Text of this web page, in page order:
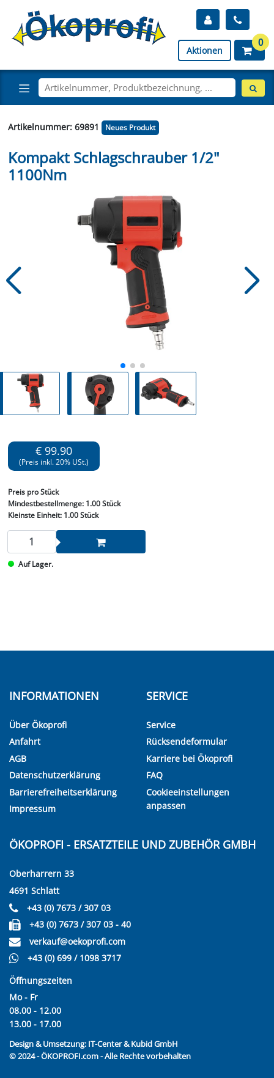
Aktionen
0
Artikelnummer: 69891 Neues Produkt
Kompakt Schlagschrauber 1/2"
1100Nm
€ 99.90
(Preis inkl. 20% USt.)
Preis pro Stück
Mindestbestellmenge: 1.00 Stück
Kleinste Einheit:1.00 Stück
Auf Lager.
INFORMATIONEN
Über Ökoprofi
Anfahrt
AGB
Datenschutzerklärung
Barrierefreiheitserklärung
Impressum
SERVICE
Service
Rücksendeformular
Karriere bei Ökoprofi
FAQ
Cookieeinstellungen
anpassen
ÖKOPROFI - ERSATZTEILE UND ZUBEHÖR GMBH
Oberharrern 33
4691 Schlatt
+43 (0) 7673 / 307 03
+43 (0) 7673 / 307 03 - 40
verkauf@oekoprofi.com
+43 (0) 699 / 1098 3717
Öffnungszeiten
Mo - Fr
08.00 - 12.00
13.00 - 17.00
Design & Umsetzung: IT-Center & Kubid GmbH
© 2024 - ÖKOPROFI.com - Alle Rechte vorbehalten